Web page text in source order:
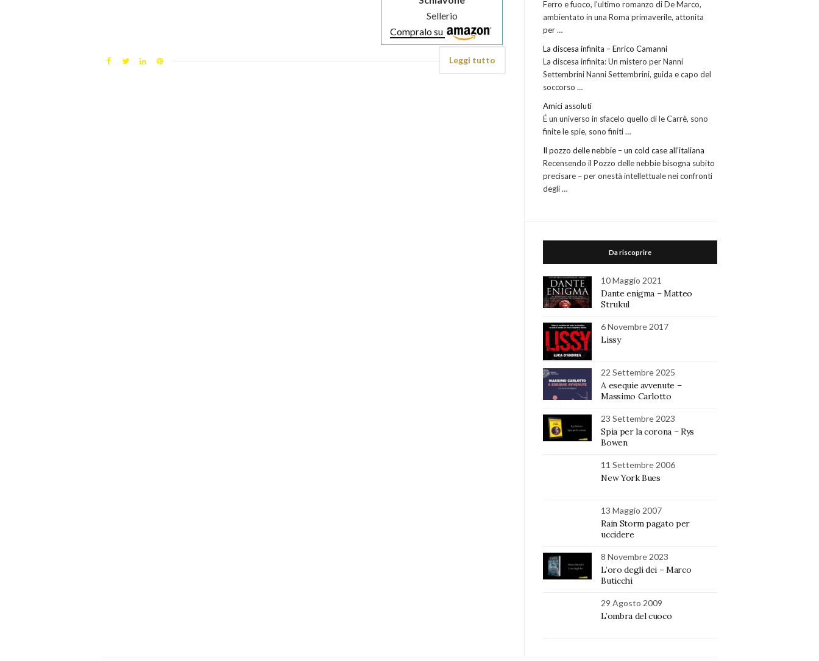
Sellerio
Compralo su
Leggi tutto
Ferro e fuoco, l’ultimo romanzo di De Marco,
ambientato in una Roma primaverile, attonita
per …
La discesa infinita – Enrico Camanni
La discesa infinita: Un mistero per Nanni
Settembrini Nanni Settembrini, guida e capo del
soccorso …
Amici assoluti
É un universo in sfacelo quello di le Carrè, sono
finite le spie, sono finiti …
Il pozzo delle nebbie – un cold case all’italiana
Recensendo il Pozzo delle nebbie bisogna subito
precisare – per onestà intellettuale nei confronti
degli …
Da riscoprire
10 Maggio 2021
Dante enigma – Matteo
Strukul
6 Novembre 2017
Lissy
22 Settembre 2025
A esequie avvenute –
Massimo Carlotto
23 Settembre 2023
Spia per la corona – Rys
Bowen
11 Settembre 2006
New York Bues
13 Maggio 2007
Rain Storm pagato per
uccidere
8 Novembre 2023
L’oro degli dei – Marco
Buticchi
29 Agosto 2009
L’ombra del cuoco